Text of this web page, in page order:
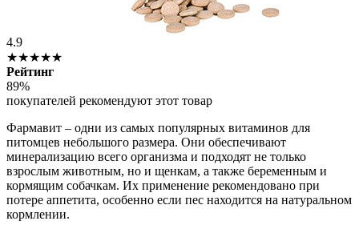
4.9
★★★★★
Рейтинг
89%
покупателей рекомендуют этот товар
Фармавит – одни из самых популярных витаминов для
питомцев небольшого размера. Они обеспечивают
минерализацию всего организма и подходят не только
взрослым животным, но и щенкам, а также беременным и
кормящим собачкам. Их применение рекомендовано при
потере аппетита, особенно если пес находится на натуральном
кормлении.